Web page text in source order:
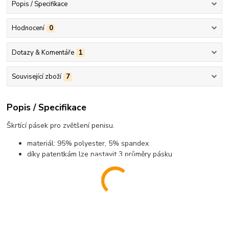
Popis / Specifikace
Hodnocení 0
Dotazy & Komentáře 1
Související zboží 7
Popis / Specifikace
Škrtící pásek pro zvětšení penisu.
materiál: 95% polyester, 5% spandex
díky patentkám lze nastavit 3 průměry pásku
............................................................................................................................................
............................................................................................................................................